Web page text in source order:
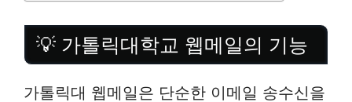
💡 가톨릭대학교 웹메일의 기능
가톨릭대 웹메일은 단순한 이메일 송수신을